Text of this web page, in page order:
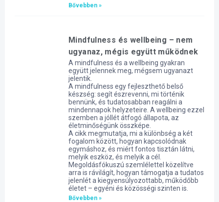
Bővebben »
Mindfulness és wellbeing – nem
ugyanaz, mégis együtt működnek
A mindfulness és a wellbeing gyakran
együtt jelennek meg, mégsem ugyanazt
jelentik.
A mindfulness egy fejleszthető belső
készség: segít észrevenni, mi történik
bennünk, és tudatosabban reagálni a
mindennapok helyzeteire. A wellbeing ezzel
szemben a jóllét átfogó állapota, az
életminőségünk összképe.
A cikk megmutatja, mi a különbség a két
fogalom között, hogyan kapcsolódnak
egymáshoz, és miért fontos tisztán látni,
melyik eszköz, és melyik a cél.
Megoldásfókuszú szemlélettel közelítve
arra is rávilágít, hogyan támogatja a tudatos
jelenlét a kiegyensúlyozottabb, működőbb
életet – egyéni és közösségi szinten is.
Bővebben »